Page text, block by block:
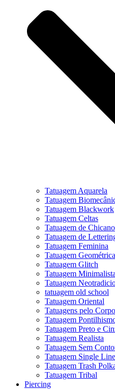
Tatuagem Aquarela
Tatuagem
Tatuagem Blackwork
Tatuagem Celtas
Tatuagem de Chicano
Tatuagem de
Tatuagem Feminina
Tatuagem Geométrica
Tatuagem Glitch
Tatuagem Minimalista
Tatuagem
tatuagem old school
Tatuagem Oriental
Tatuagens pelo Corpo
Tatuagem
Tatuagem Preto e
Tatuagem Realista
Tatuagem Sem
Tatuagem Single Line
Tatuagem Trash
Tatuagem Tribal
Piercing